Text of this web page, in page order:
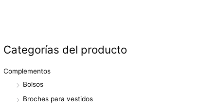
Categorías del producto
Complementos
Bolsos
Broches para vestidos